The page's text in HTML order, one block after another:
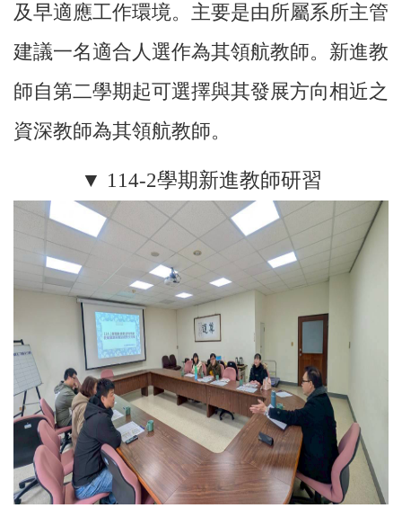
及早適應工作環境。主要是由所屬系所主管
建議一名適合人選作為其領航教師。新進教
師自第二學期起可選擇與其發展方向相近之
資深教師為其領航教師。
▼ 114-2學期新進教師研習